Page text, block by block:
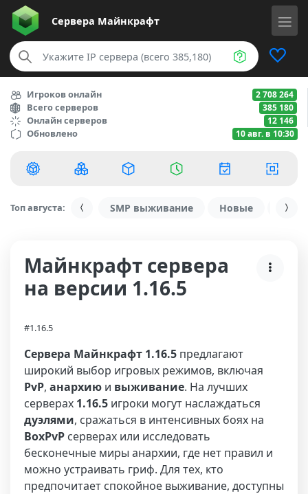
Сервера Майнкрафт
Игроков онлайн 2 708 264
Всего серверов 385 180
Онлайн серверов 12 146
Обновлено 10 авг. в 10:30
Топ августа: SMP выживание Новые С
Майнкрафт сервера
на версии 1.16.5
#1.16.5
Сервера Майнкрафт 1.16.5 предлагают
широкий выбор игровых режимов, включая
PvP, анархию и выживание. На лучших
серверах 1.16.5 игроки могут наслаждаться
дуэлями, сражаться в интенсивных боях на
BoxPvP серверах или исследовать
бесконечные миры анархии, где нет правил и
можно устраивать гриф. Для тех, кто
предпочитает спокойное выживание, доступны